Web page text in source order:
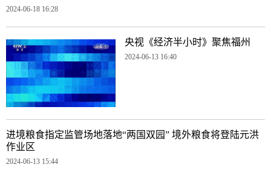
2024-06-18 16:28
央视《经济半小时》聚焦福州
2024-06-13 16:40
进境粮食指定监管场地落地“两国双园” 境外粮食将登陆元洪
作业区
2024-06-13 15:44